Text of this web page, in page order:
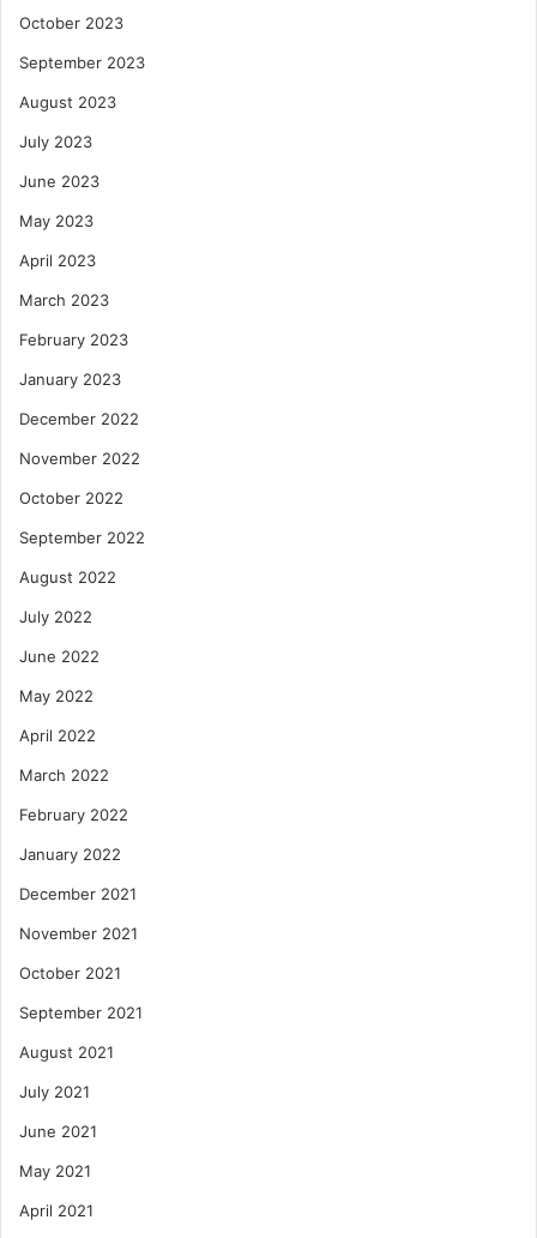
October 2023
September 2023
August 2023
July 2023
June 2023
May 2023
April 2023
March 2023
February 2023
January 2023
December 2022
November 2022
October 2022
September 2022
August 2022
July 2022
June 2022
May 2022
April 2022
March 2022
February 2022
January 2022
December 2021
November 2021
October 2021
September 2021
August 2021
July 2021
June 2021
May 2021
April 2021